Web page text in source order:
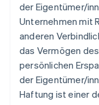
der Eigentümer/
Unternehmen mit
anderen
das Vermögen
persönlichen
der Eigentümer/
Haftung ist einer